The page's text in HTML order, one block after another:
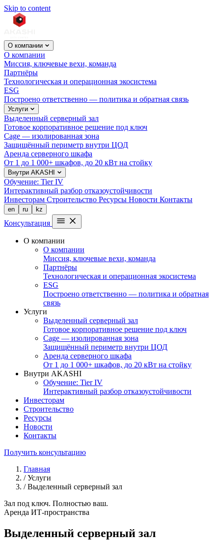
Skip to content
О компании
О компании
Миссия, ключевые вехи, команда
Партнёры
Технологическая и операционная экосистема
ESG
Построено ответственно — политика и обратная связь
Услуги
Выделенный серверный зал
Готовое корпоративное решение под ключ
Cage — изолированная зона
Защищённый периметр внутри ЦОД
Аренда серверного шкафа
От 1 до 1 000+ шкафов, до 20 кВт на стойку
Внутри AKASHI
Обучение: Tier IV
Интерактивный разбор отказоустойчивости
Инвесторам Строительство Ресурсы Новости Контакты
en ru kz
Консультация
О компании
О компании
Миссия, ключевые вехи, команда
Партнёры
Технологическая и операционная экосистема
ESG
Построено ответственно — политика и обратная
связь
Услуги
Выделенный серверный зал
Готовое корпоративное решение под ключ
Cage — изолированная зона
Защищённый периметр внутри ЦОД
Аренда серверного шкафа
От 1 до 1 000+ шкафов, до 20 кВт на стойку
Внутри AKASHI
Обучение: Tier IV
Интерактивный разбор отказоустойчивости
Инвесторам
Строительство
Ресурсы
Новости
Контакты
Получить консультацию
Главная
/ Услуги
/ Выделенный серверный зал
Зал под ключ. Полностью ваш.
Аренда ИТ-пространства
Выделенный серверный зал